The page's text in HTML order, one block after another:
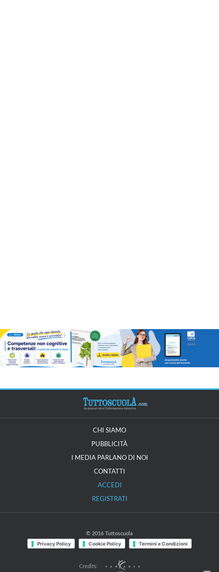
CHI SIAMO
PUBBLICITÀ
I MEDIA PARLANO DI NOI
CONTATTI
ACCEDI
REGISTRATI
© 2016 Tuttoscuola
Privacy Policy Cookie Policy Termini e Condizioni
Credits: